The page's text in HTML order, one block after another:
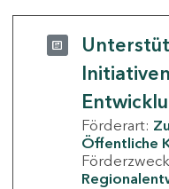
Förderart:
Öffentliche